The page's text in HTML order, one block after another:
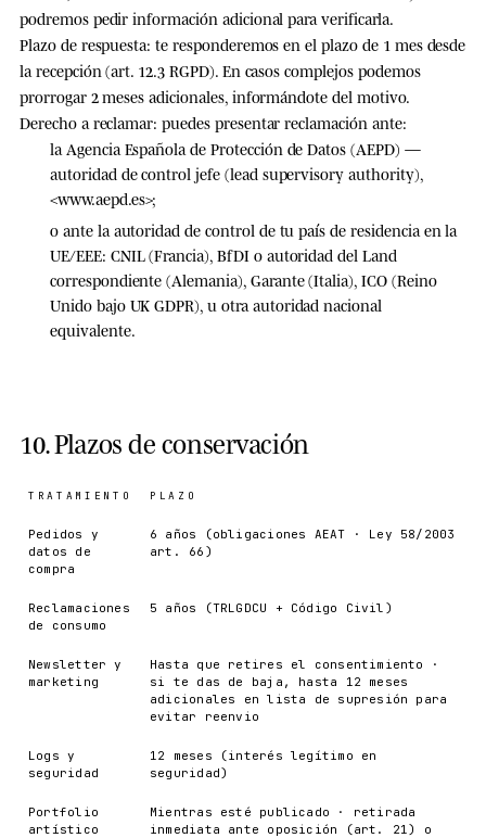
podremos pedir información adicional para verificarla.
Plazo de respuesta: te responderemos en el plazo de 1 mesdesde
la recepción (art. 12.3 RGPD). En casos complejos podemos
prorrogar 2 meses adicionales, informándote del motivo.
Derecho a reclamar: puedes presentar reclamación ante:
la Agencia Española de Protección de Datos (AEPD) —
autoridad de control jefe (lead supervisory authority),
<www.aepd.es>;
o ante la autoridad de control de tu país de residenciaen la
UE/EEE: CNIL (Francia), BfDI o autoridad del Land
correspondiente (Alemania), Garante (Italia), ICO (Reino
Unido bajo UK GDPR), u otra autoridad nacional
equivalente.
10. Plazos de conservación
TRATAMIENTO PLAZO
Pedidos y
datos de
compra
6 años (obligaciones AEAT · Ley 58/2003
art. 66)
Reclamaciones
de consumo
5 años (TRLGDCU + Código Civil)
Newsletter y
marketing
Hasta que retires el consentimiento ·
si te das de baja, hasta 12 meses
adicionales en lista de supresión para
evitar reenvio
Logs y
seguridad
12 meses (interés legítimo en
seguridad)
Portfolio
artístico
Mientras esté publicado · retirada
inmediata ante oposición (art. 21) o